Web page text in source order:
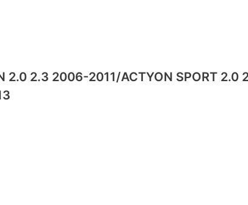
2.0 2.3 2006-2011/ACTYON SPORT